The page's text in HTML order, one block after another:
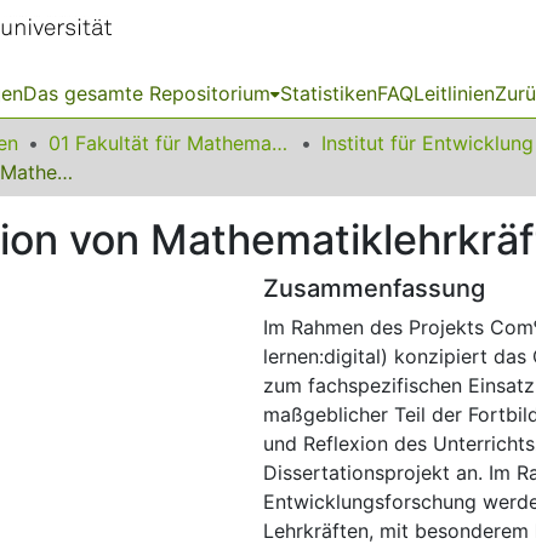
Das gesamte Repositorium StatistikenFAQLeitlinien
01 Fakultät für Mathematik
Kollaboration von Mathematiklehrkräften in Fortbildung
von
Zusammenfassung
Im Rahmen des Projekts
lernen:digital) konzipiert das
zum fachspezifischen
maßgeblicher Teil der
und Reflexion des
Dissertationsprojekt an. Im
Entwicklungsforschung
Lehrkräften, mit